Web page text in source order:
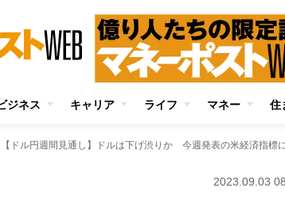
ジネス キャリア ライフ マネー 住
【ドル円週間見通し】ドルは下げ渋りか 今週発表の米経済指標
2023.09.03